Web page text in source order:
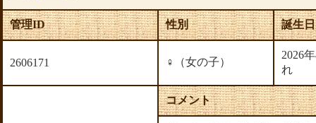
管理ID 性別 誕生日
2606171 ♀（女の子）
2026
れ
コメント